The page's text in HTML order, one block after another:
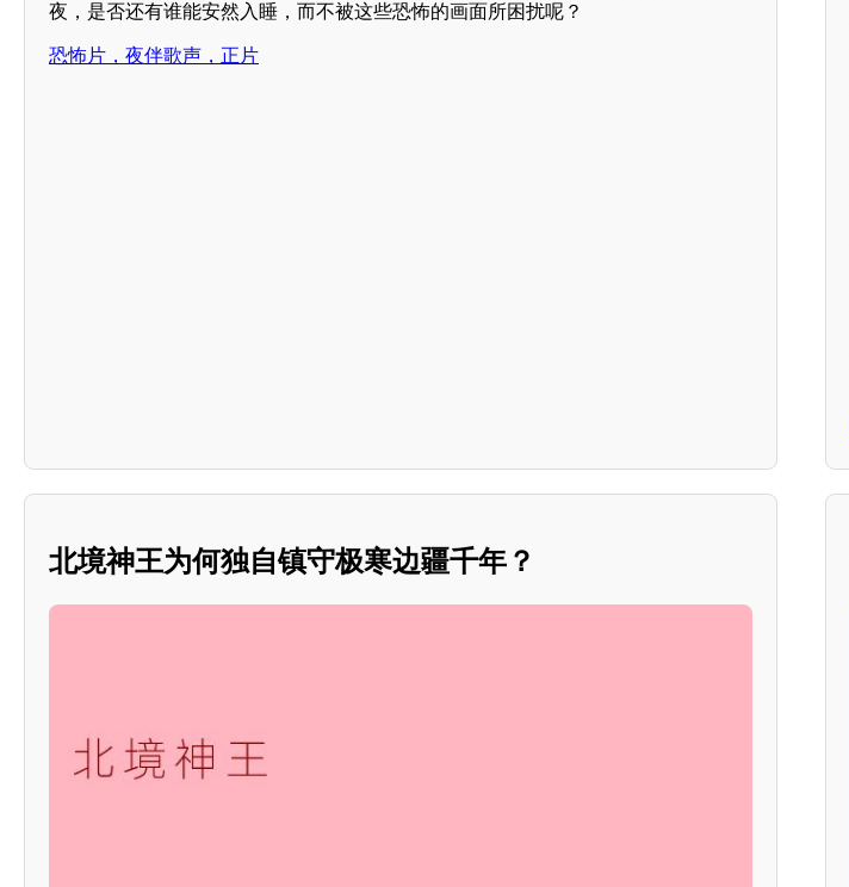
夜，是否还有谁能安然入睡，而不被这些恐怖的画面所困扰呢？
恐怖片，夜伴歌声，正片
北境神王为何独自镇守极寒边疆千年？